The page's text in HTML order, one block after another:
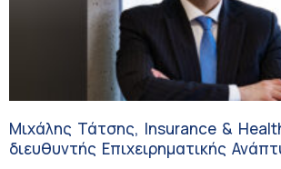
Μιχάλης Τάτσης, Insurance &
διευθυντής Επιχειρηματικής